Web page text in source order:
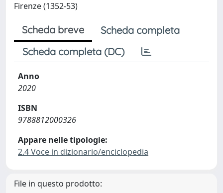
Firenze (1352-53)
Scheda breve
Scheda completa
Scheda completa (DC)
Anno
2020
ISBN
9788812000326
Appare nelle tipologie:
2.4 Voce in dizionario/enciclopedia
File in questo prodotto: